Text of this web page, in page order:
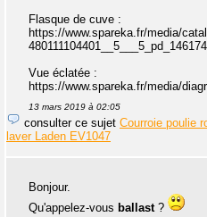
Flasque de cuve :
https://www.spareka.fr/media/
Vue éclatée :
https://www.spareka.fr/media/
13 mars 2019 à 02:05
consulter ce sujet Courroie poulie
laver Laden EV1047
Bonjour.
Qu'appelez-vous ballast ?